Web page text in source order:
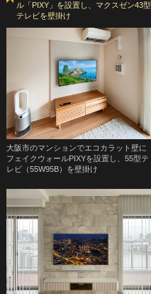
ル「PIXY」を設置し、マクスゼン43型
テレビを壁掛け
大阪市のマンションでエコカラット壁に
フェイクウォールPIXYを設置し、55型テ
レビ（55W95B）を壁掛け